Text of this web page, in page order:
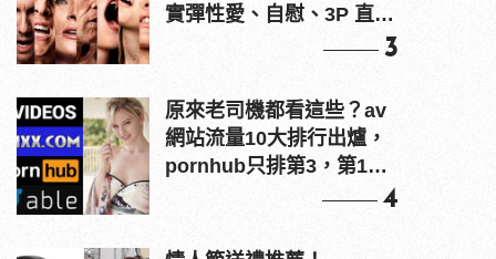
實彈性愛、自慰、3P 直接
3
原來老司機都看這些？av
網站流量10大排行出爐，
pornhub只排第3，第1名
4